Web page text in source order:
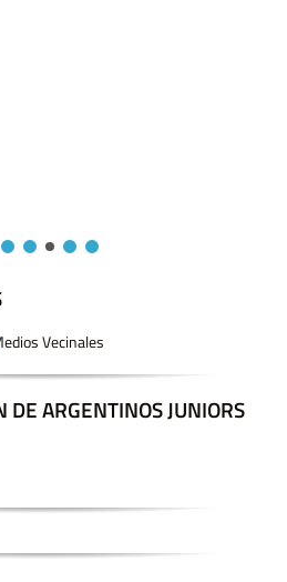
ARGENTINOS JUNIORS